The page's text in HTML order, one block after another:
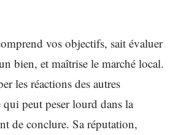
vos objectifs, sait évaluer
bien, et maîtrise le marché local.
les réactions des autres
qui peut peser lourd dans la
de conclure. Sa réputation,